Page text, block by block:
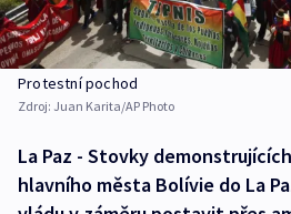
Protestní pochod
Zdroj: Juan Karita/AP Photo
La Paz - Stovky
hlavního města Bolívie do La